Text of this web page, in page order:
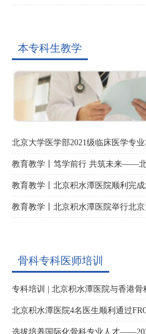
本专科生教学
北京大学医学部2021级临床医学专
教育教学丨笃学前行 共筑未来——
教育教学丨北京积水潭医院顺利完
教育教学丨北京积水潭医院举行北
骨科专科医师培训
专科培训 | 北京积水潭医院与香港
北京积水潭医院4名医生顺利通过
选拔培养国际化骨科专业人才